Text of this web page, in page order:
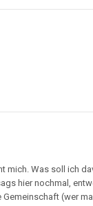
mich. Was soll ich
hier nochmal,
(wer